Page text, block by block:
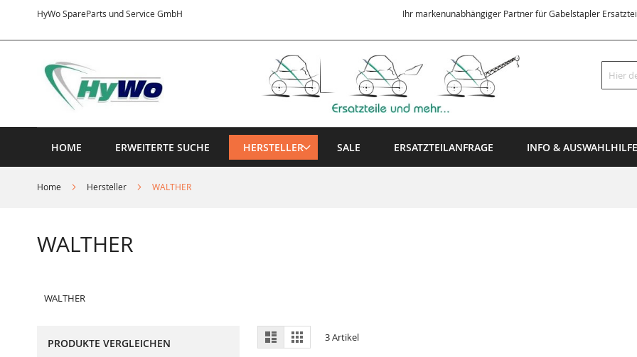
HyWo SpareParts und Service GmbH
Inhalt
Ihr markenunabhängiger Partner für Gabelstapler
Suche
HOME ERWEITERTE SUCHE HERSTELLER SALE ERSATZTEILANFRAGE INFO & AUSWAHLHILFE
Home Hersteller WALTHER
WALTHER
WALTHER
Ansicht
als
Liste Gitter3Artikel
PRODUKTE VERGLEICHEN